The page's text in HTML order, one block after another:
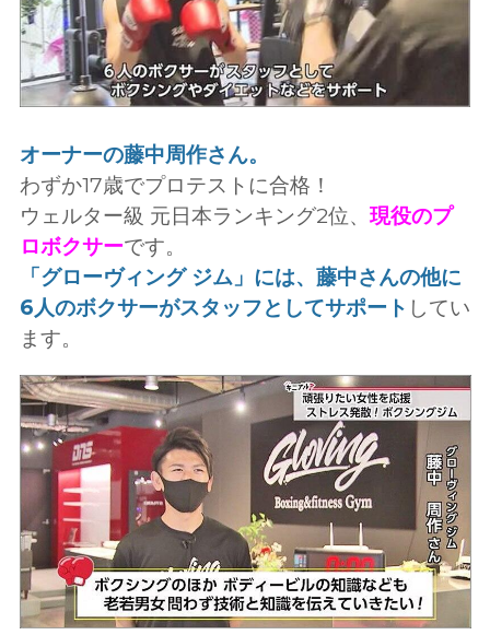
オーナーの藤中周作さん。
わずか17歳でプロテストに合格！
ウェルター級 元日本ランキング2位、 現役のプ
ロボクサーです。
「グローヴィング ジム」には、藤中さんの他に
6人のボクサーがスタッフとしてサポート してい
ます。